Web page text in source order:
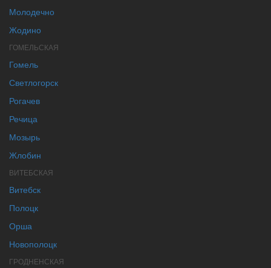
Молодечно
Жодино
ГОМЕЛЬСКАЯ
Гомель
Светлогорск
Рогачев
Речица
Мозырь
Жлобин
ВИТЕБСКАЯ
Витебск
Полоцк
Орша
Новополоцк
ГРОДНЕНСКАЯ